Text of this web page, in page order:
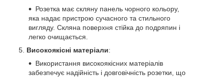
Розетка має скляну панель чорного кольору,
яка надає пристрою сучасного та стильного
вигляду. Скляна поверхня стійка до подряпин і
легко очищається.
Високоякісні матеріали:
Використання високоякісних матеріалів
забезпечує надійність і довговічність розетки, що